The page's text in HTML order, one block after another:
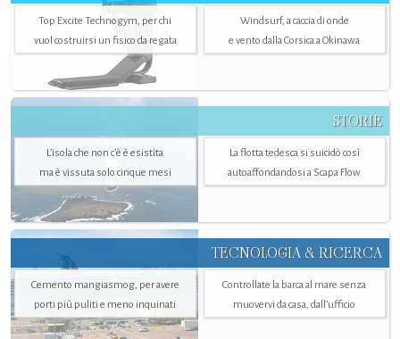
Top Excite Technogym, per chi
vuol costruirsi un fisico da regata
Windsurf, a caccia di onde
e vento dalla Corsica a Okinawa
STORIE
L’isola che non c'è è esistita
ma è vissuta solo cinque mesi
La flotta tedesca si suicidò così
autoaffondandosi a Scapa Flow
TECNOLOGIA & RICERCA
Cemento mangiasmog, per avere
porti più puliti e meno inquinati
Controllate la barca al mare senza
muovervi da casa, dall’ufficio